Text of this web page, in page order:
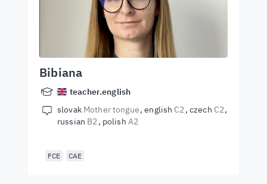
Bibiana
teacher.english
slovak Mother tongue english C2 czech C2
russian B2 polish A2
FCE CAE